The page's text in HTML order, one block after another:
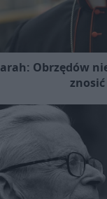
Obrzędów
znosić